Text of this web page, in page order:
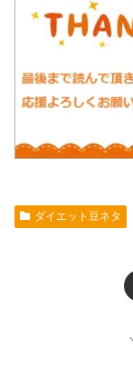
ダイエット豆ネタ